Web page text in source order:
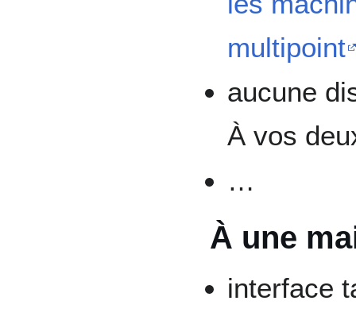
multipoint
aucune
À vos
…
À une
interface